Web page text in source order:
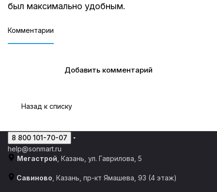
был максимально удобным.
Комментарии
Добавить комментарий
Назад к списку
8 800 101-70-07
help@sonmart.ru
Мегастрой , Казань, ул. Гаврилова, 5
Савиново , Казань, пр-кт Ямашева, 93 (4 этаж)